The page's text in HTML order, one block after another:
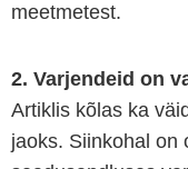
meetmetest.
2. Varjendeid on
Artiklis kõlas ka
jaoks. Siinkohal on